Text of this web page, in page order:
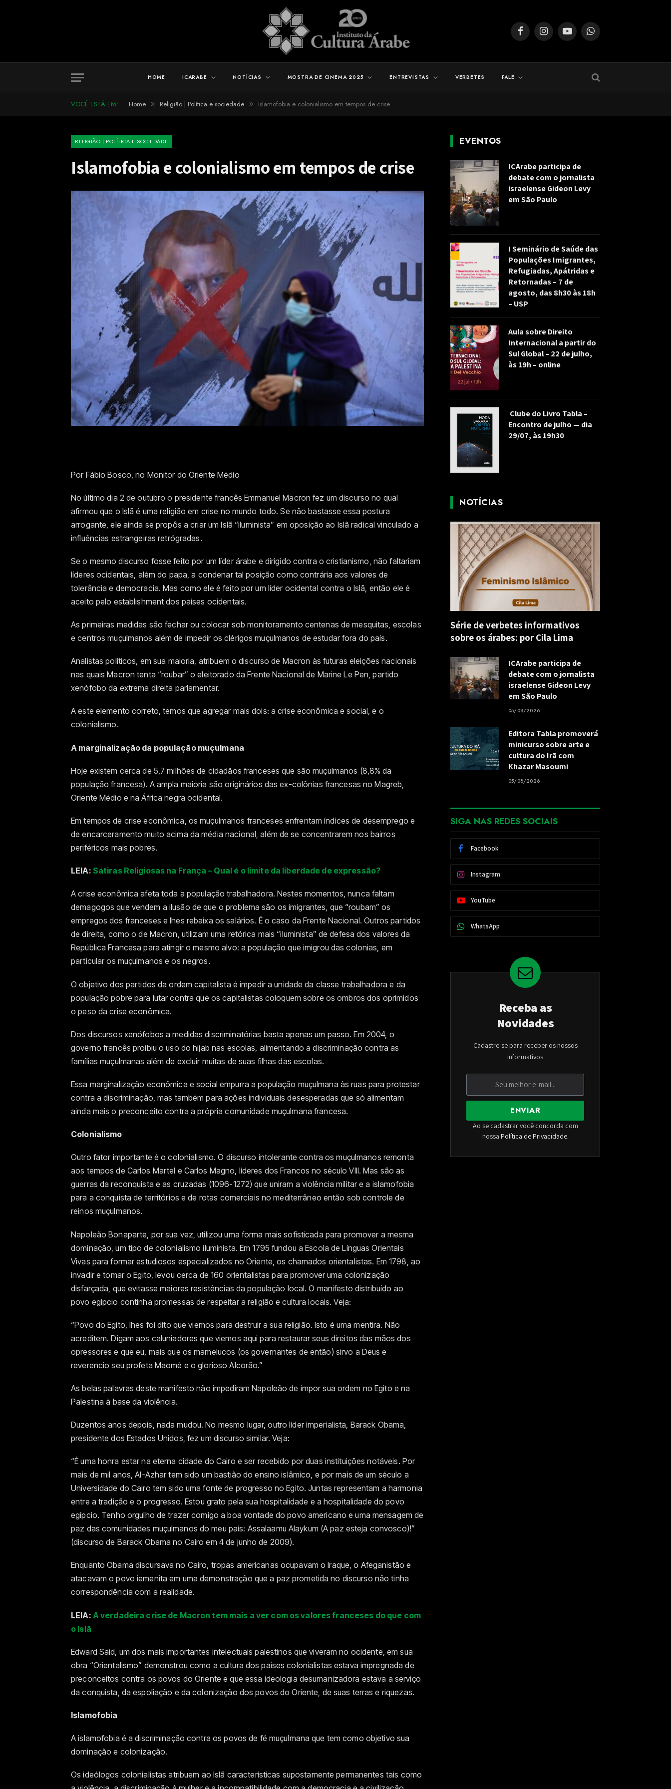
FacebookInstagramYouTubeWhatsApp
HOME ICARABE NOTÍCIAS MOSTRA DE CINEMA 2025 ENTREVISTAS VERBETES FALE
VOCÊ ESTÁ EM: Home » Religião | Política e sociedade » Islamofobia e colonialismo em tempos de crise
RELIGIÃO | POLÍTICA E SOCIEDADE
Islamofobia e colonialismo em tempos de crise
Por Fábio Bosco, no Monitor do Oriente Médio
No último dia 2 de outubro o presidente francês Emmanuel Macron fez um discurso no qual
afirmou que o Islã é uma religião em crise no mundo todo. Se não bastasse essa postura
arrogante, ele ainda se propôs a criar um Islã “iluminista” em oposição ao Islã radical vinculado a
influências estrangeiras retrógradas.
Se o mesmo discurso fosse feito por um líder árabe e dirigido contra o cristianismo, não faltariam
líderes ocidentais, além do papa, a condenar tal posição como contrária aos valores de
tolerância e democracia. Mas como ele é feito por um líder ocidental contra o Islã, então ele é
aceito pelo establishment dos países ocidentais.
As primeiras medidas são fechar ou colocar sob monitoramento centenas de mesquitas, escolas
e centros muçulmanos além de impedir os clérigos muçulmanos de estudar fora do país.
Analistas políticos, em sua maioria, atribuem o discurso de Macron às futuras eleições nacionais
nas quais Macron tenta “roubar” o eleitorado da Frente Nacional de Marine Le Pen, partido
xenófobo da extrema direita parlamentar.
A este elemento correto, temos que agregar mais dois: a crise econômica e social, e o
colonialismo.
A marginalização da população muçulmana
Hoje existem cerca de 5,7 milhões de cidadãos franceses que são muçulmanos (8,8% da
população francesa). A ampla maioria são originários das ex-colônias francesas no Magreb,
Oriente Médio e na África negra ocidental.
Em tempos de crise econômica, os muçulmanos franceses enfrentam índices de desemprego e
de encarceramento muito acima da média nacional, além de se concentrarem nos bairros
periféricos mais pobres.
LEIA: Sátiras Religiosas na França – Qual é o limite da liberdade de expressão?
A crise econômica afeta toda a população trabalhadora. Nestes momentos, nunca faltam
demagogos que vendem a ilusão de que o problema são os imigrantes, que “roubam” os
empregos dos franceses e lhes rebaixa os salários. É o caso da Frente Nacional. Outros partidos
de direita, como o de Macron, utilizam uma retórica mais “iluminista” de defesa dos valores da
República Francesa para atingir o mesmo alvo: a população que imigrou das colonias, em
particular os muçulmanos e os negros.
O objetivo dos partidos da ordem capitalista é impedir a unidade da classe trabalhadora e da
população pobre para lutar contra que os capitalistas coloquem sobre os ombros dos oprimidos
o peso da crise econômica.
Dos discursos xenófobos a medidas discriminatórias basta apenas um passo. Em 2004, o
governo francês proibiu o uso do hijab nas escolas, alimentando a discriminação contra as
famílias muçulmanas além de excluir muitas de suas filhas das escolas.
Essa marginalização econômica e social empurra a população muçulmana às ruas para protestar
contra a discriminação, mas também para ações individuais desesperadas que só alimentam
ainda mais o preconceito contra a própria comunidade muçulmana francesa.
Colonialismo
Outro fator importante é o colonialismo. O discurso intolerante contra os muçulmanos remonta
aos tempos de Carlos Martel e Carlos Magno, líderes dos Francos no século VIII. Mas são as
guerras da reconquista e as cruzadas (1096-1272) que uniram a violência militar e a islamofobia
para a conquista de territórios e de rotas comerciais no mediterrâneo então sob controle de
reinos muçulmanos.
Napoleão Bonaparte, por sua vez, utilizou uma forma mais sofisticada para promover a mesma
dominação, um tipo de colonialismo iluminista. Em 1795 fundou a Escola de Línguas Orientais
Vivas para formar estudiosos especializados no Oriente, os chamados orientalistas. Em 1798, ao
invadir e tomar o Egito, levou cerca de 160 orientalistas para promover uma colonização
disfarçada, que evitasse maiores resistências da população local. O manifesto distribuído ao
povo egípcio continha promessas de respeitar a religião e cultura locais. Veja:
“Povo do Egito, lhes foi dito que viemos para destruir a sua religião. Isto é uma mentira. Não
acreditem. Digam aos caluniadores que viemos aqui para restaurar seus direitos das mãos dos
opressores e que eu, mais que os mamelucos (os governantes de então) sirvo a Deus e
reverencio seu profeta Maomé e o glorioso Alcorão.”
As belas palavras deste manifesto não impediram Napoleão de impor sua ordem no Egito e na
Palestina à base da violência.
Duzentos anos depois, nada mudou. No mesmo lugar, outro líder imperialista, Barack Obama,
presidente dos Estados Unidos, fez um discurso similar. Veja:
“É uma honra estar na eterna cidade do Cairo e ser recebido por duas instituições notáveis. Por
mais de mil anos, Al-Azhar tem sido um bastião do ensino islâmico, e por mais de um século a
Universidade do Cairo tem sido uma fonte de progresso no Egito. Juntas representam a harmonia
entre a tradição e o progresso. Estou grato pela sua hospitalidade e a hospitalidade do povo
egípcio. Tenho orgulho de trazer comigo a boa vontade do povo americano e uma mensagem de
paz das comunidades muçulmanos do meu país: Assalaamu Alaykum (A paz esteja convosco)!”
(discurso de Barack Obama no Cairo em 4 de junho de 2009).
Enquanto Obama discursava no Cairo, tropas americanas ocupavam o Iraque, o Afeganistão e
atacavam o povo iemenita em uma demonstração que a paz prometida no discurso não tinha
correspondência com a realidade.
LEIA: A verdadeira crise de Macron tem mais a ver com os valores franceses do que com
o Islã
Edward Said, um dos mais importantes intelectuais palestinos que viveram no ocidente, em sua
obra “Orientalismo” demonstrou como a cultura dos países colonialistas estava impregnada de
preconceitos contra os povos do Oriente e que essa ideologia desumanizadora estava a serviço
da conquista, da espoliação e da colonização dos povos do Oriente, de suas terras e riquezas.
Islamofobia
A islamofobia é a discriminação contra os povos de fé muçulmana que tem como objetivo sua
dominação e colonização.
Os ideólogos colonialistas atribuem ao Islã características supostamente permanentes tais como
EVENTOS
ICArabe participa de
debate com o jornalista
israelense Gideon Levy
em São Paulo
I Seminário de Saúde das
Populações Imigrantes,
Refugiadas, Apátridas e
Retornadas – 7 de
agosto, das 8h30 às 18h
– USP
Aula sobre Direito
Internacional a partir do
Sul Global – 22 de julho,
às 19h – online
Clube do Livro Tabla –
Encontro de julho — dia
29/07, às 19h30
NOTÍCIAS
Série de verbetes informativos
sobre os árabes: por Cila Lima
ICArabe participa de
debate com o jornalista
israelense Gideon Levy
em São Paulo
05/08/2026
Editora Tabla promoverá
minicurso sobre arte e
cultura do Irã com
Khazar Masoumi
05/08/2026
SIGA NAS REDES SOCIAIS
Facebook
Instagram
YouTube
WhatsApp
Receba as
Novidades
Cadastre-se para receber os nossos
informativos
ENVIAR
Ao se cadastrar você concorda com
nossa Política de Privacidade.